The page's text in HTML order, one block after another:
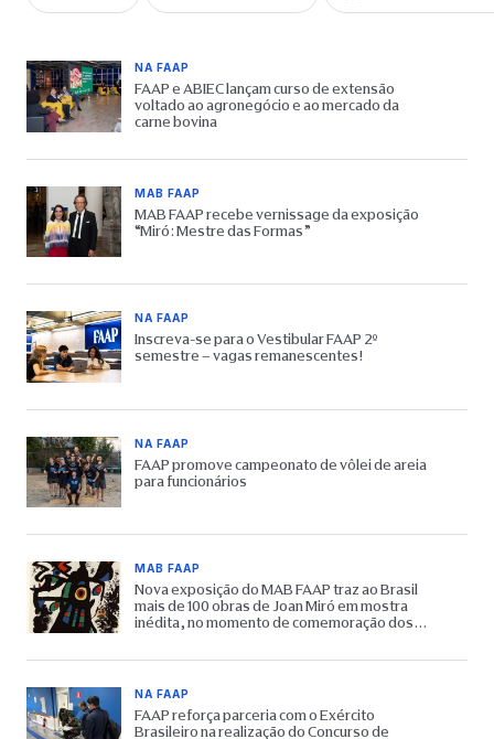
NA FAAP
FAAP e ABIEC lançam curso de extensão
voltado ao agronegócio e ao mercado da
carne bovina
MAB FAAP
MAB FAAP recebe vernissage da exposição
“Miró: Mestre das Formas”
NA FAAP
Inscreva-se para o Vestibular FAAP 2º
semestre – vagas remanescentes!
NA FAAP
FAAP promove campeonato de vôlei de areia
para funcionários
MAB FAAP
Nova exposição do MAB FAAP traz ao Brasil
mais de 100 obras de Joan Miró em mostra
inédita, no momento de comemoração dos
NA FAAP
FAAP reforça parceria com o Exército
Brasileiro na realização do Concurso de